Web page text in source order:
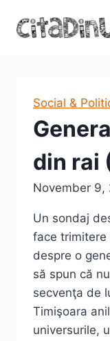
Social &
din rai
November 9,
Un sondaj
face trimitere
despre o
să spun că
secvenţa de
Timişoara
universurile,